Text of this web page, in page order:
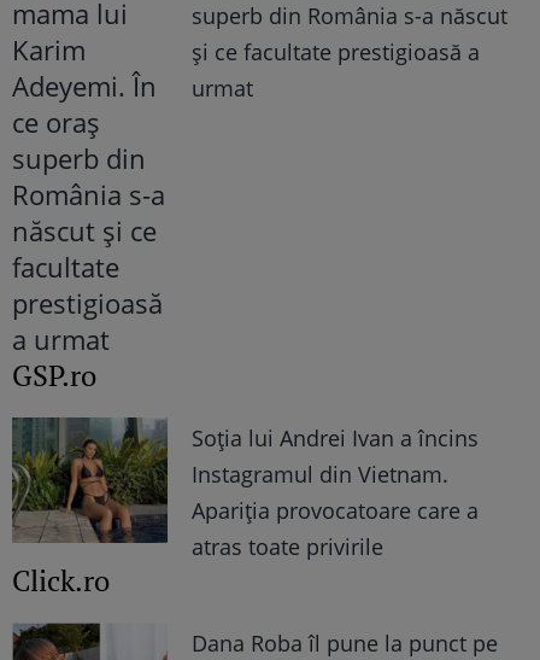
superb din România s-a născut
și ce facultate prestigioasă a
urmat
GSP.ro
Soția lui Andrei Ivan a încins
Instagramul din Vietnam.
Apariția provocatoare care a
atras toate privirile
Click.ro
Dana Roba îl pune la punct pe